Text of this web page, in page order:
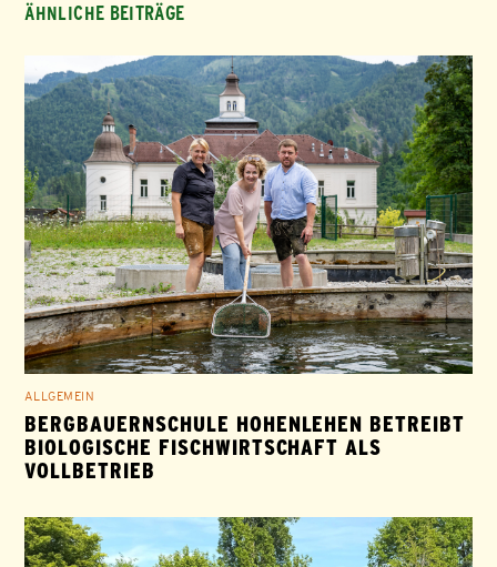
ÄHNLICHE BEITRÄGE
ALLGEMEIN
BERGBAUERNSCHULE HOHENLEHEN BETREIBT
BIOLOGISCHE FISCHWIRTSCHAFT ALS
VOLLBETRIEB